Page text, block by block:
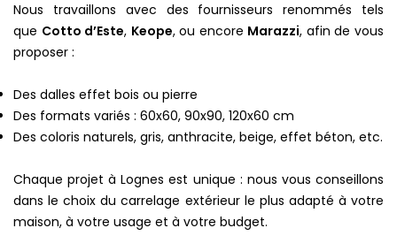
Nous travaillons avec des fournisseurs renommés tels
que Cotto d’Este, Keope, ou encore Marazzi, afin de vous
proposer :
Des dalles effet bois ou pierre
Des formats variés : 60x60, 90x90, 120x60 cm
Des coloris naturels, gris, anthracite, beige, effet béton, etc.
Chaque projet à Lognes est unique : nous vous conseillons
dans le choix du carrelage extérieur le plus adapté à votre
maison, à votre usage et à votre budget.